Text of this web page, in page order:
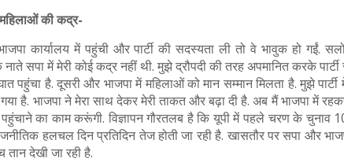
की कद्र-
कार्यालय में पहुंची और पार्टी की सदस्यता ली तो वे भावुक हो गईं.
नाते सपा में मेरी कोई कद्र नहीं थी. मुझे द्रौपदी की तरह अपमानित करके
पहुंचा है. दूसरी और भाजपा में महिलाओं को मान सम्मान मिलता है. मुझे
है. भाजपा ने मेरा साथ देकर मेरी ताकत और बढ़ा दी है. अब मैं भाजपा में रहकर
का काम करूंगी. विज्ञापन गौरतलब है कि यूपी में पहले चरण के चुनाव
हलचल दिन प्रतिदिन तेज होती जा रही है. खासतौर पर सपा और
देखी जा रही है.